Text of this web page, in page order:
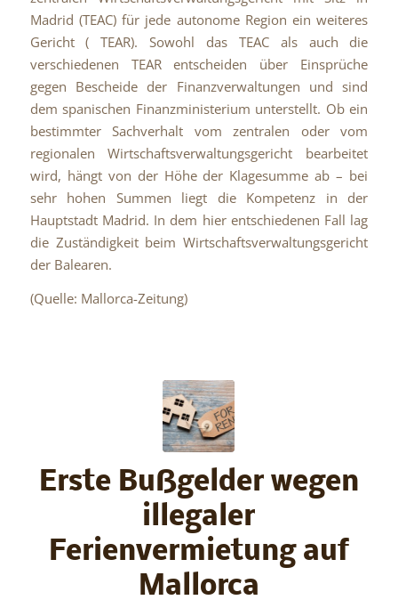
Madrid (TEAC) für jede autonome Region ein weiteres
Gericht ( TEAR). Sowohl das TEAC als auch die
verschiedenen TEAR entscheiden über Einsprüche
gegen Bescheide der Finanzverwaltungen und sind
dem spanischen Finanzministerium unterstellt. Ob ein
bestimmter Sachverhalt vom zentralen oder vom
regionalen Wirtschaftsverwaltungsgericht bearbeitet
wird, hängt von der Höhe der Klagesumme ab – bei
sehr hohen Summen liegt die Kompetenz in der
Hauptstadt Madrid. In dem hier entschiedenen Fall lag
die Zuständigkeit beim Wirtschaftsverwaltungsgericht
der Balearen.
(Quelle: Mallorca-Zeitung)
Erste Bußgelder wegen
illegaler
Ferienvermietung auf
Mallorca